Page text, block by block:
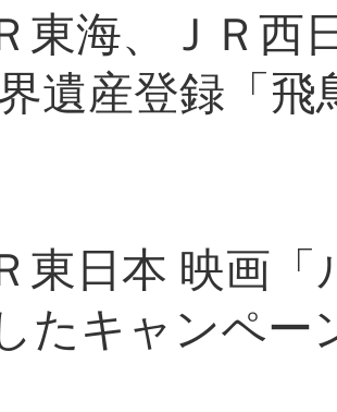
東海、ＪＲ西
遺産登録「
東日本 映画
たキャンペー